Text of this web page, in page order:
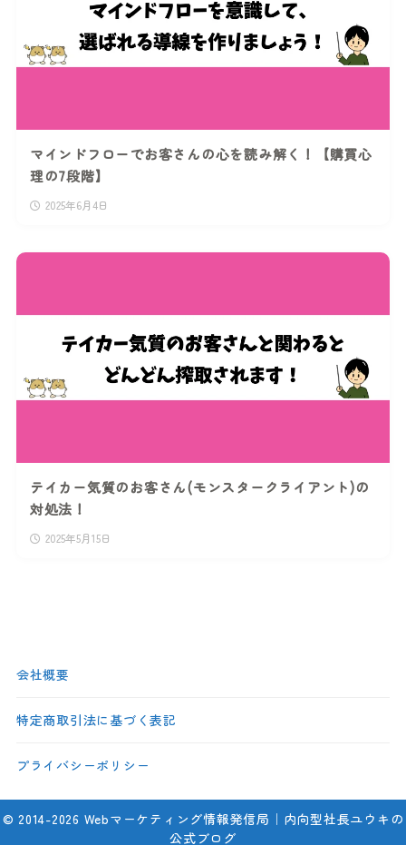
マインドフローでお客さんの心を読み解く！【購買心
理の7段階】
2025年6月4日
テイカー気質のお客さん(モンスタークライアント)の
対処法！
2025年5月15日
会社概要
特定商取引法に基づく表記
プライバシーポリシー
© 2014-2026 Webマーケティング情報発信局｜内向型社長ユウキの
公式ブログ